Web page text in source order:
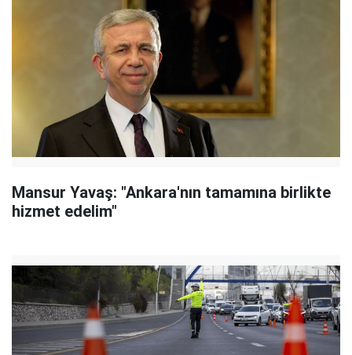
Mansur Yavaş: "Ankara'nın tamamına birlikte
hizmet edelim"